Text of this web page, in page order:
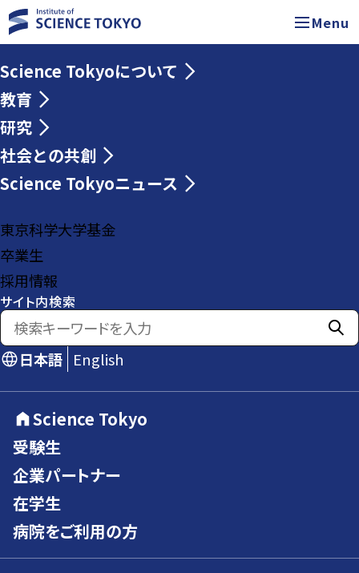
Menu
Science Tokyoについて
教育
研究
社会との共創
Science Tokyoニュース
東京科学大学基金
卒業生
採用情報
サイト内検索
日本語 English
Science Tokyo
受験生
企業パートナー
在学生
病院をご利用の方